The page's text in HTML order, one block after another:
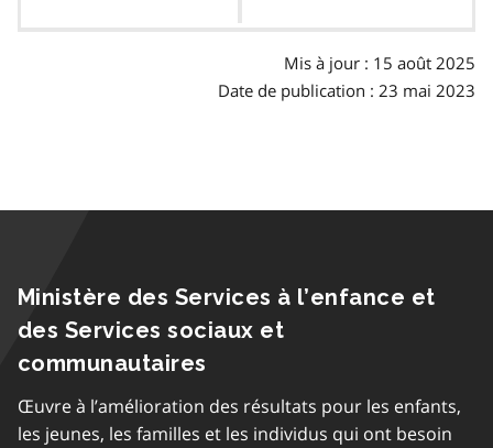
Mis à jour : 15 août 2025
Date de publication : 23 mai 2023
Ministère des Services à l’enfance et
des Services sociaux et
communautaires
Œuvre à l’amélioration des résultats pour les enfants,
les jeunes, les familles et les individus qui ont besoin